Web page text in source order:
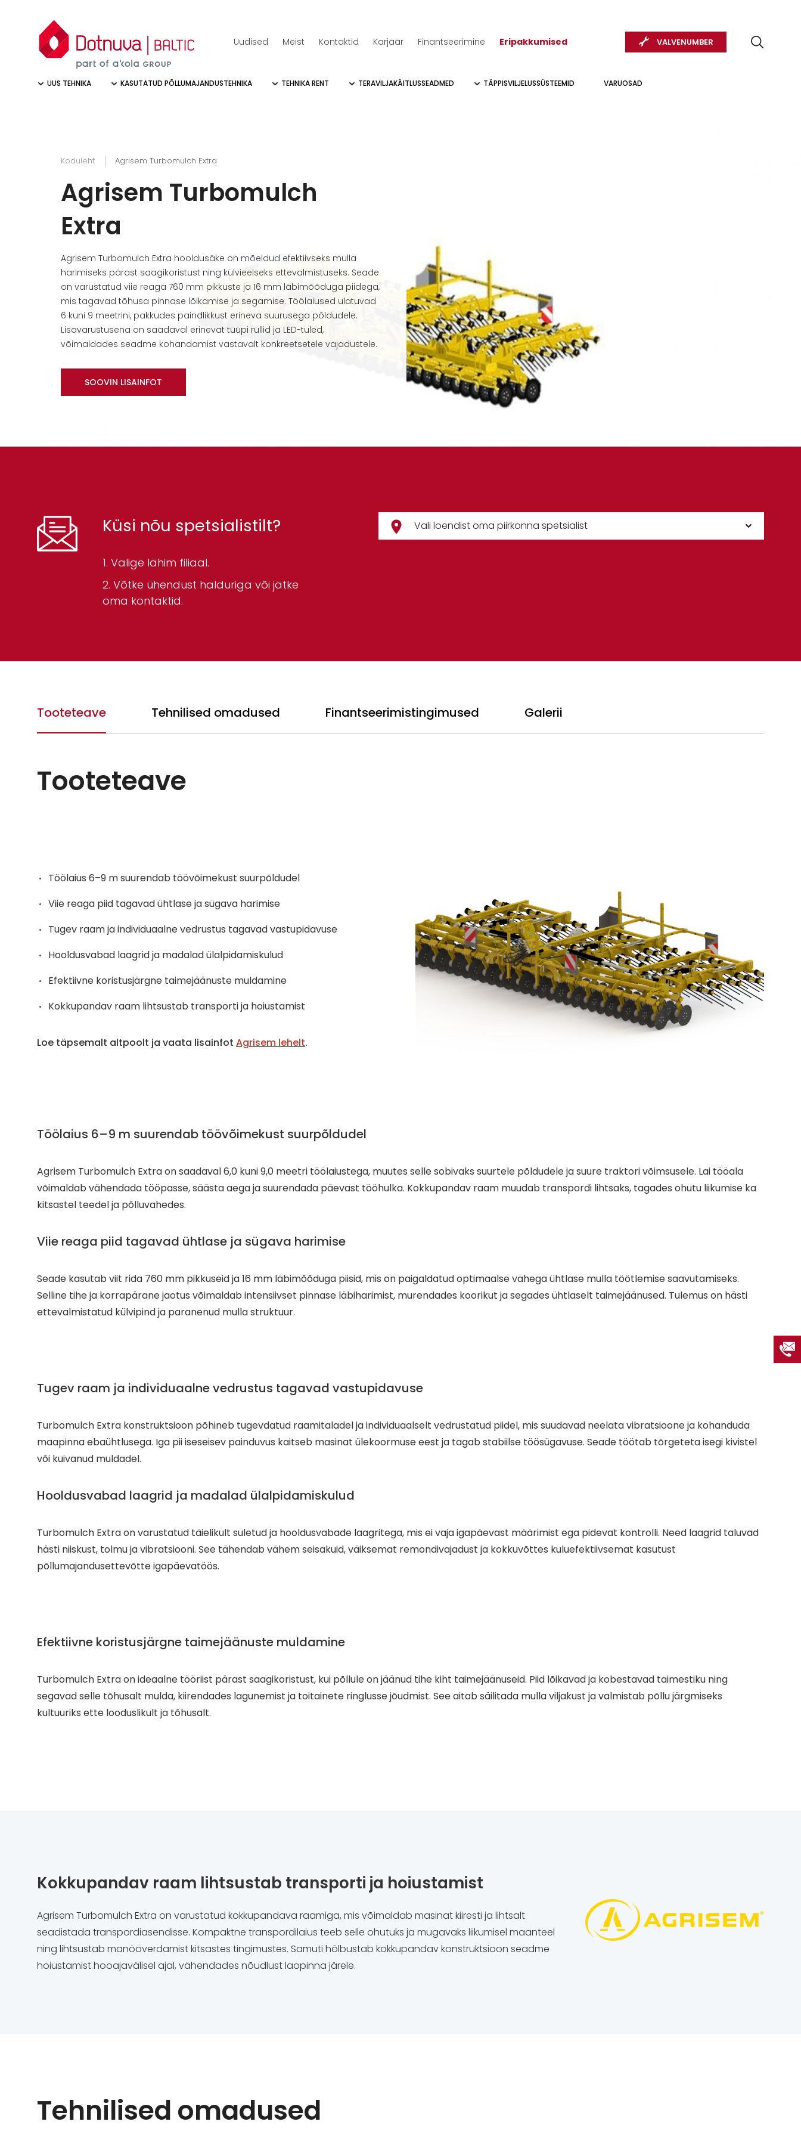
Uudised Meist Kontaktid Karjäär Finantseerimine Eripakkumised VALVENUMBER
UUS TEHNIKA KASUTATUD PÕLLUMAJANDUSTEHNIKA TEHNIKA RENT TERAVILJAKÄITLUSSEADMED TÄPPISVILJELUSSÜSTEEMID VARUOSAD
Koduleht Agrisem Turbomulch Extra
Agrisem Turbomulch
Extra
Agrisem Turbomulch Extra hooldusäke on mõeldud efektiivseks mulla
harimiseks pärast saagikoristust ning külvieelseks ettevalmistuseks. Seade
on varustatud viie reaga 760 mm pikkuste ja 16 mm läbimõõduga piidega,
mis tagavad tõhusa pinnase lõikamise ja segamise. Töölaiused ulatuvad
6 kuni 9 meetrini, pakkudes paindlikkust erineva suurusega põldudele.
Lisavarustusena on saadaval erinevat tüüpi rullid ja LED-tuled,
võimaldades seadme kohandamist vastavalt konkreetsetele vajadustele.
SOOVIN LISAINFOT
Küsi nõu spetsialistilt?
Valige lähim filiaal.
Võtke ühendust halduriga või jätke
oma kontaktid.
Tooteteave Tehnilised omadused Finantseerimistingimused Galerii
Tooteteave
Töölaius 6–9 m suurendab töövõimekust suurpõldudel
Viie reaga piid tagavad ühtlase ja sügava harimise
Tugev raam ja individuaalne vedrustus tagavad vastupidavuse
Hooldusvabad laagrid ja madalad ülalpidamiskulud
Efektiivne koristusjärgne taimejäänuste muldamine
Kokkupandav raam lihtsustab transporti ja hoiustamist
Loe täpsemalt altpoolt ja vaata lisainfot Agrisem lehelt.
Töölaius 6–9 m suurendab töövõimekust suurpõldudel
Agrisem Turbomulch Extra on saadaval 6,0 kuni 9,0 meetri töölaiustega, muutes selle sobivaks suurtele põldudele ja suure traktori võimsusele. Lai tööala
võimaldab vähendada tööpasse, säästa aega ja suurendada päevast tööhulka. Kokkupandav raam muudab transpordi lihtsaks, tagades ohutu liikumise ka
kitsastel teedel ja põlluvahedes.
Viie reaga piid tagavad ühtlase ja sügava harimise
Seade kasutab viit rida 760 mm pikkuseid ja 16 mm läbimõõduga piisid, mis on paigaldatud optimaalse vahega ühtlase mulla töötlemise saavutamiseks.
Selline tihe ja korrapärane jaotus võimaldab intensiivset pinnase läbiharimist, murendades koorikut ja segades ühtlaselt taimejäänused. Tulemus on hästi
ettevalmistatud külvipind ja paranenud mulla struktuur.
Tugev raam ja individuaalne vedrustus tagavad vastupidavuse
Turbomulch Extra konstruktsioon põhineb tugevdatud raamitaladel ja individuaalselt vedrustatud piidel, mis suudavad neelata vibratsioone ja kohanduda
maapinna ebaühtlusega. Iga pii iseseisev painduvus kaitseb masinat ülekoormuse eest ja tagab stabiilse töösügavuse. Seade töötab tõrgeteta isegi kivistel
või kuivanud muldadel.
Hooldusvabad laagrid ja madalad ülalpidamiskulud
Turbomulch Extra on varustatud täielikult suletud ja hooldusvabade laagritega, mis ei vaja igapäevast määrimist ega pidevat kontrolli. Need laagrid taluvad
hästi niiskust, tolmu ja vibratsiooni. See tähendab vähem seisakuid, väiksemat remondivajadust ja kokkuvõttes kuluefektiivsemat kasutust
põllumajandusettevõtte igapäevatöös.
Efektiivne koristusjärgne taimejäänuste muldamine
Turbomulch Extra on ideaalne tööriist pärast saagikoristust, kui põllule on jäänud tihe kiht taimejäänuseid. Piid lõikavad ja kobestavad taimestiku ning
segavad selle tõhusalt mulda, kiirendades lagunemist ja toitainete ringlusse jõudmist. See aitab säilitada mulla viljakust ja valmistab põllu järgmiseks
kultuuriks ette looduslikult ja tõhusalt.
Kokkupandav raam lihtsustab transporti ja hoiustamist
Agrisem Turbomulch Extra on varustatud kokkupandava raamiga, mis võimaldab masinat kiiresti ja lihtsalt
seadistada transpordiasendisse. Kompaktne transpordilaius teeb selle ohutuks ja mugavaks liikumisel maanteel
ning lihtsustab manööverdamist kitsastes tingimustes. Samuti hõlbustab kokkupandav konstruktsioon seadme
hoiustamist hooajavälisel ajal, vähendades nõudlust laopinna järele.
Tehnilised omadused